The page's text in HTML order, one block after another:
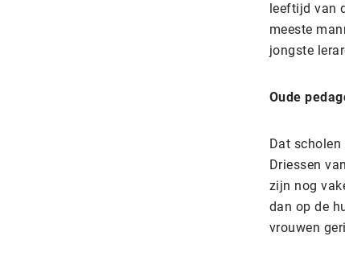
leeftijd van
meeste
jongste
Oude
Dat scholen
Driessen
zijn nog
dan op de
vrouwen